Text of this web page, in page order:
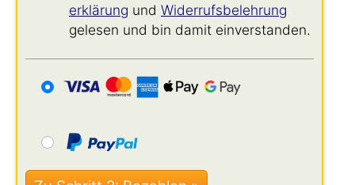
erklärung und Widerrufs­belehrung
gelesen und bin damit einverstanden.